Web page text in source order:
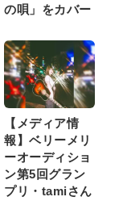
の唄」をカバー
【メディア情
報】ベリーメリ
ーオーディショ
ン第5回グラン
プリ・tamiさん